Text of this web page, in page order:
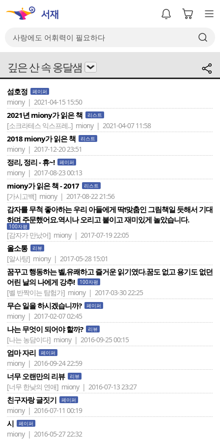
깊은 산 속 옹달샘
섬호정 페이퍼
miony | 2021-04-15 15:50
2021년 miony가 읽은 책 리스트
[소크라테스 익스프레..] miony | 2021-04-07 11:58
2018 miony가 읽은 책 리스트
miony | 2017-12-20 23:51
정리, 정리 - 휴~! 페이퍼
miony | 2017-08-23 00:13
miony가 읽은 책 - 2017 리스트
[가시고백] miony | 2017-08-22 21:56
감자를 무척 좋아하는 우리 아들에게 딱!맞춤인 그림책일 듯해서 기대
하며 주문했어요.역시나 오리고 붙이고 재미있게 놀았습니다.
100자평
[감자가 만났어] miony | 2017-07-19 22:05
올소통 리뷰
[알사탕] miony | 2017-05-28 15:01
꿈꾸고 행동하는 벨,유쾌하고 즐거운 읽기였다.꿈도 없고 용기도 없던
어린 날의 나에게 강추!
100자평
[벨 반짝이는 탐험가] miony | 2017-03-30 22:25
무슨 일을 하시겠습니까? 페이퍼
miony | 2017-02-07 02:45
나는 무엇이 되어야 할까? 리뷰
[나는 농담이다] miony | 2016-09-25 00:15
엄마 자리 페이퍼
miony | 2016-09-24 22:59
너무 오랜만의 리뷰 리뷰
[너무 한낮의 연애] miony | 2016-07-13 23:27
친구자랑 글짓기 페이퍼
miony | 2016-07-11 00:19
시 페이퍼
miony | 2016-05-27 22:32